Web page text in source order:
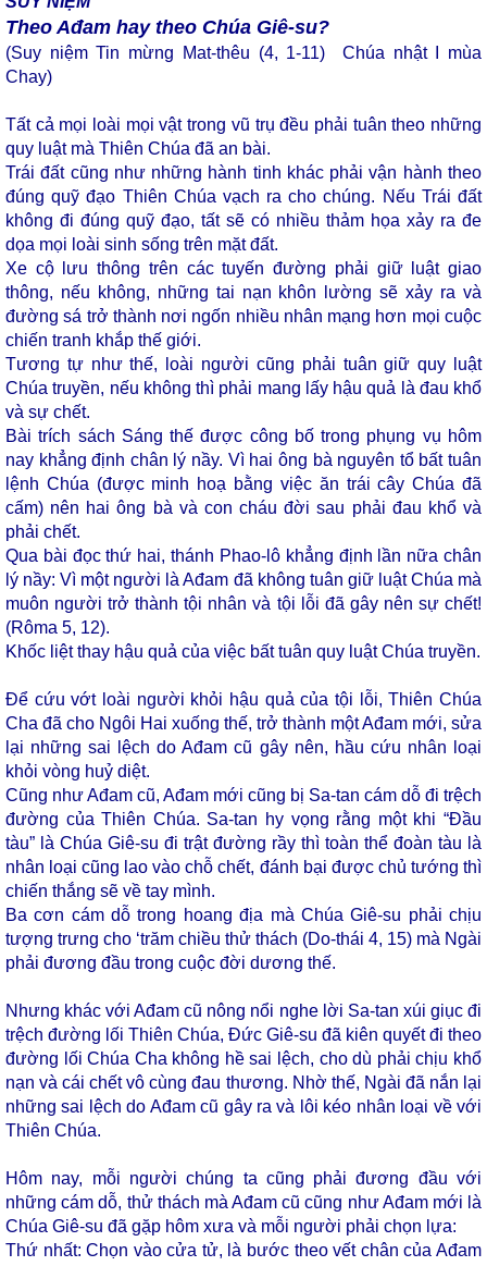
Theo Ađam hay theo Chúa Giê-su?
(Suy niệm Tin mừng Mat-thêu (4, 1-11) Chúa nhật I mùa
Chay)
Tất cả mọi loài mọi vật trong vũ trụ đều phải tuân theo những
quy luật mà Thiên Chúa đã an bài.
Trái đất cũng như những hành tinh khác phải vận hành theo
đúng quỹ đạo Thiên Chúa vạch ra cho chúng. Nếu Trái đất
không đi đúng quỹ đạo, tất sẽ có nhiều thảm họa xảy ra đe
dọa mọi loài sinh sống trên mặt đất.
Xe cộ lưu thông trên các tuyến đường phải giữ luật giao
thông, nếu không, những tai nạn khôn lường sẽ xảy ra và
đường sá trở thành nơi ngốn nhiều nhân mạng hơn mọi cuộc
chiến tranh khắp thế giới.
Tương tự như thế, loài người cũng phải tuân giữ quy luật
Chúa truyền, nếu không thì phải mang lấy hậu quả là đau khổ
và sự chết.
Bài trích sách Sáng thế được công bố trong phụng vụ hôm
nay khẳng định chân lý nầy. Vì hai ông bà nguyên tổ bất tuân
lệnh Chúa (được minh hoạ bằng việc ăn trái cây Chúa đã
cấm) nên hai ông bà và con cháu đời sau phải đau khổ và
phải chết.
Qua bài đọc thứ hai, thánh Phao-lô khẳng định lần nữa chân
lý nầy: Vì một người là Ađam đã không tuân giữ luật Chúa mà
muôn người trở thành tội nhân và tội lỗi đã gây nên sự chết!
(Rôma 5, 12).
Khốc liệt thay hậu quả của việc bất tuân quy luật Chúa truyền.
Để cứu vớt loài người khỏi hậu quả của tội lỗi, Thiên Chúa
Cha đã cho Ngôi Hai xuống thế, trở thành một Ađam mới, sửa
lại những sai lệch do Ađam cũ gây nên, hầu cứu nhân loại
khỏi vòng huỷ diệt.
Cũng như Ađam cũ, Ađam mới cũng bị Sa-tan cám dỗ đi trệch
đường của Thiên Chúa. Sa-tan hy vọng rằng một khi “Đầu
tàu” là Chúa Giê-su đi trật đường rầy thì toàn thể đoàn tàu là
nhân loại cũng lao vào chỗ chết, đánh bại được chủ tướng thì
chiến thắng sẽ về tay mình.
Ba cơn cám dỗ trong hoang địa mà Chúa Giê-su phải chịu
tượng trưng cho ‘trăm chiều thử thách (Do-thái 4, 15) mà Ngài
phải đương đầu trong cuộc đời dương thế.
Nhưng khác với Ađam cũ nông nổi nghe lời Sa-tan xúi giục đi
trệch đường lối Thiên Chúa, Đức Giê-su đã kiên quyết đi theo
đường lối Chúa Cha không hề sai lệch, cho dù phải chịu khổ
nạn và cái chết vô cùng đau thương. Nhờ thế, Ngài đã nắn lại
những sai lệch do Ađam cũ gây ra và lôi kéo nhân loại về với
Thiên Chúa.
Hôm nay, mỗi người chúng ta cũng phải đương đầu với
những cám dỗ, thử thách mà Ađam cũ cũng như Ađam mới là
Chúa Giê-su đã gặp hôm xưa và mỗi người phải chọn lựa:
Thứ nhất: Chọn vào cửa tử, là bước theo vết chân của Ađam